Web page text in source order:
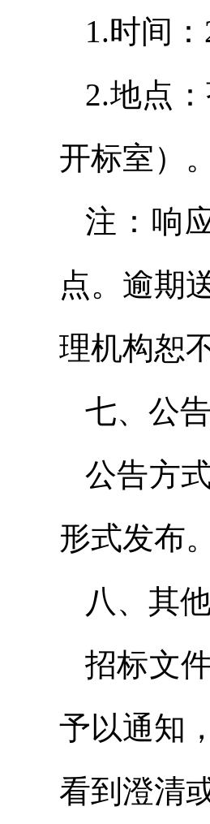
1.时间
2.地点
开标室）。
注：响
点。逾期
理机构恕
七、公
公告方
形式发布。
八、其
招标文
予以通知
看到澄清